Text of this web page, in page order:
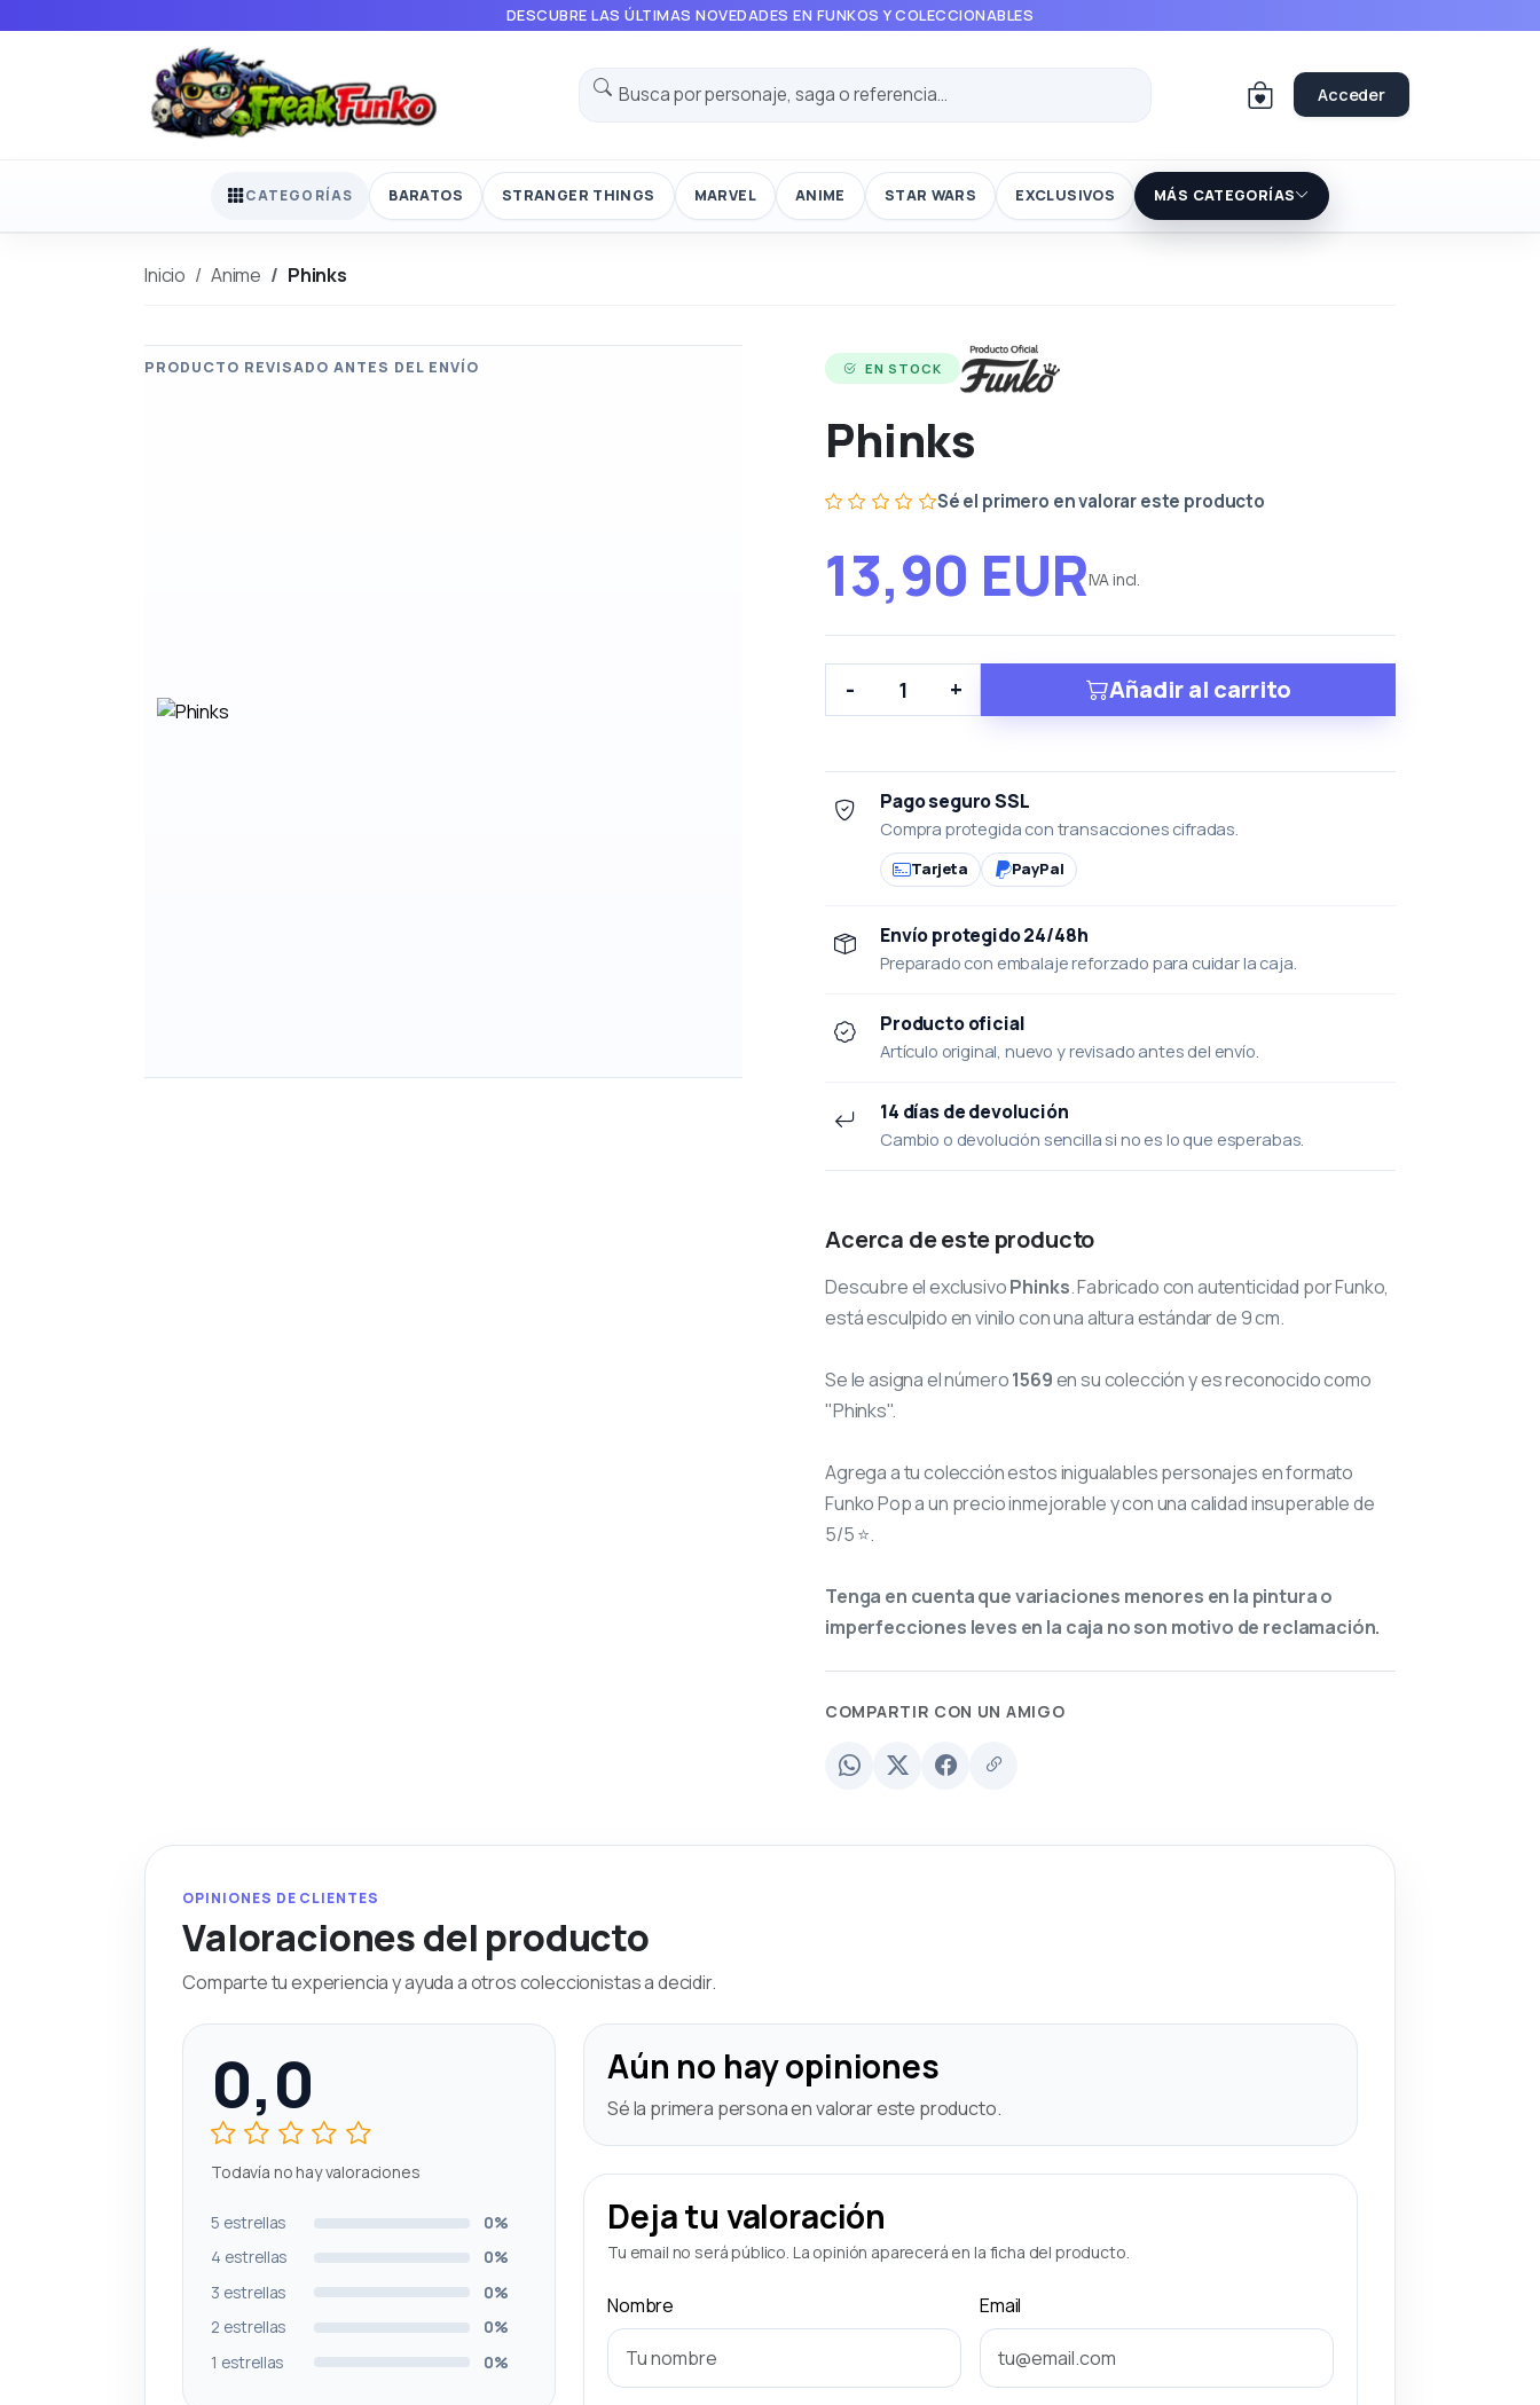
DESCUBRE LAS ÚLTIMAS NOVEDADES EN FUNKOS Y COLECCIONABLES
Acceder
CATEGORÍAS BARATOS STRANGER THINGS MARVEL ANIME STAR WARS EXCLUSIVOS MÁS CATEGORÍAS
Inicio Anime Phinks
EN STOCK
Phinks
Sé el primero en valorar este producto
13,90 EURIVA incl.
- + Añadir al carrito
Pago seguro SSL
Compra protegida con transacciones cifradas.
Tarjeta PayPal
Envío protegido 24/48h
Preparado con embalaje reforzado para cuidar la caja.
Producto oficial
Artículo original, nuevo y revisado antes del envío.
14 días de devolución
Cambio o devolución sencilla si no es lo que esperabas.
Acerca de este producto
Descubre el exclusivoPhinks. Fabricado con autenticidad por Funko,
está esculpido en vinilo con una altura estándar de 9 cm.
Se le asigna el número1569en su colección y es reconocido como
"Phinks".
Agrega a tu colección estos inigualables personajes en formato
Funko Pop a un precio inmejorable y con una calidad insuperable de
5/5 ⭐.
Tenga en cuenta que variaciones menores en la pintura o
imperfecciones leves en la caja no son motivo de reclamación.
COMPARTIR CON UN AMIGO
OPINIONES DE CLIENTES
Valoraciones del producto
Comparte tu experiencia y ayuda a otros coleccionistas a decidir.
0,0
Todavía no hay valoraciones
5 estrellas
0%
4 estrellas
0%
3 estrellas
0%
2 estrellas
0%
1 estrellas
0%
Aún no hay opiniones
Sé la primera persona en valorar este producto.
Deja tu valoración
Tu email no será público. La opinión aparecerá en la ficha del producto.
Nombre Email